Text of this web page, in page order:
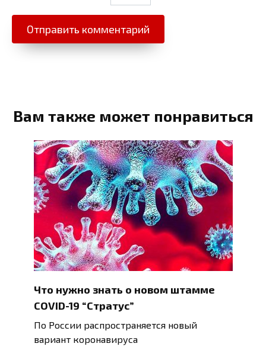
Вам также может понравиться
Что нужно знать о новом штамме
COVID-19 “Стратус”
По России распространяется новый
вариант коронавируса